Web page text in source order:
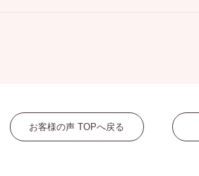
お客様の声 TOPへ戻る